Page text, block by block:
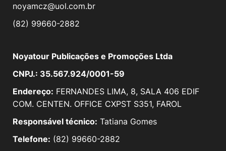
noyamcz@uol.com.br
(82) 99660-2882
Noyatour Publicações e Promoções Ltda
CNPJ.: 35.567.924/0001-59
Endereço: FERNANDES LIMA, 8, SALA 406 EDIF
COM. CENTEN. OFFICE CXPST S351, FAROL
Responsável técnico: Tatiana Gomes
Telefone: (82) 99660-2882